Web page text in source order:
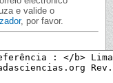
e valide o
, por favor.